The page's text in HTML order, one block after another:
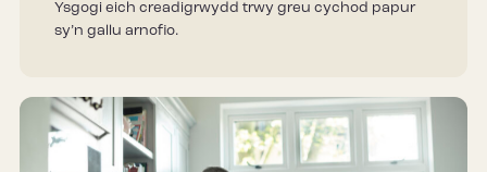
Ysgogi eich creadigrwydd trwy greu cychod papur
sy’n gallu arnofio.